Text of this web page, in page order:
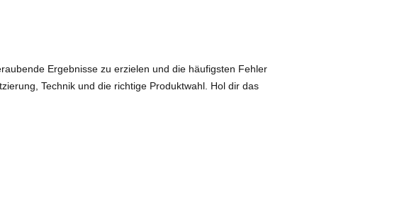
Ergebnisse zu erzielen und die häufigsten Fehler
Technik und die richtige Produktwahl. Hol dir das